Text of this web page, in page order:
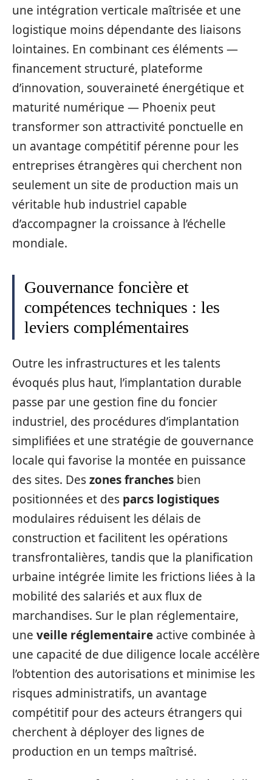
une intégration verticale maîtrisée et une
logistique moins dépendante des liaisons
lointaines. En combinant ces éléments —
financement structuré, plateforme
d’innovation, souveraineté énergétique et
maturité numérique — Phoenix peut
transformer son attractivité ponctuelle en
un avantage compétitif pérenne pour les
entreprises étrangères qui cherchent non
seulement un site de production mais un
véritable hub industriel capable
d’accompagner la croissance à l’échelle
mondiale.
Gouvernance foncière et
compétences techniques : les
leviers complémentaires
Outre les infrastructures et les talents
évoqués plus haut, l’implantation durable
passe par une gestion fine du foncier
industriel, des procédures d’implantation
simplifiées et une stratégie de gouvernance
locale qui favorise la montée en puissance
des sites. Deszones franches bien
positionnées et des parcs logistiques
modulaires réduisent les délais de
construction et facilitent les opérations
transfrontalières, tandis que la planification
urbaine intégrée limite les frictions liées à la
mobilité des salariés et aux flux de
marchandises. Sur le plan réglementaire,
une veille réglementaire active combinée à
une capacité de due diligence locale accélère
l’obtention des autorisations et minimise les
risques administratifs, un avantage
compétitif pour des acteurs étrangers qui
cherchent à déployer des lignes de
production en un temps maîtrisé.